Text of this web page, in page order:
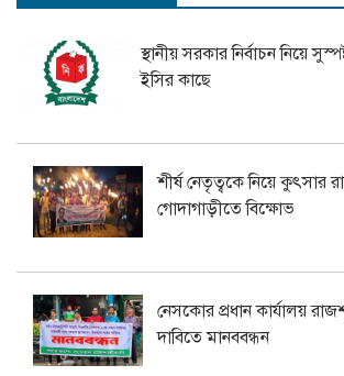
স্থানীয় সরকার নির্বাচন নিয়ে
ইসির কাছে
শীর্ষ নেতৃত্বকে নিয়ে কুৎসার
গোদাগাড়ীতে বিক্ষোভ
নেসকোর প্রধান কার্যালয়
দাবিতে মানববন্ধন